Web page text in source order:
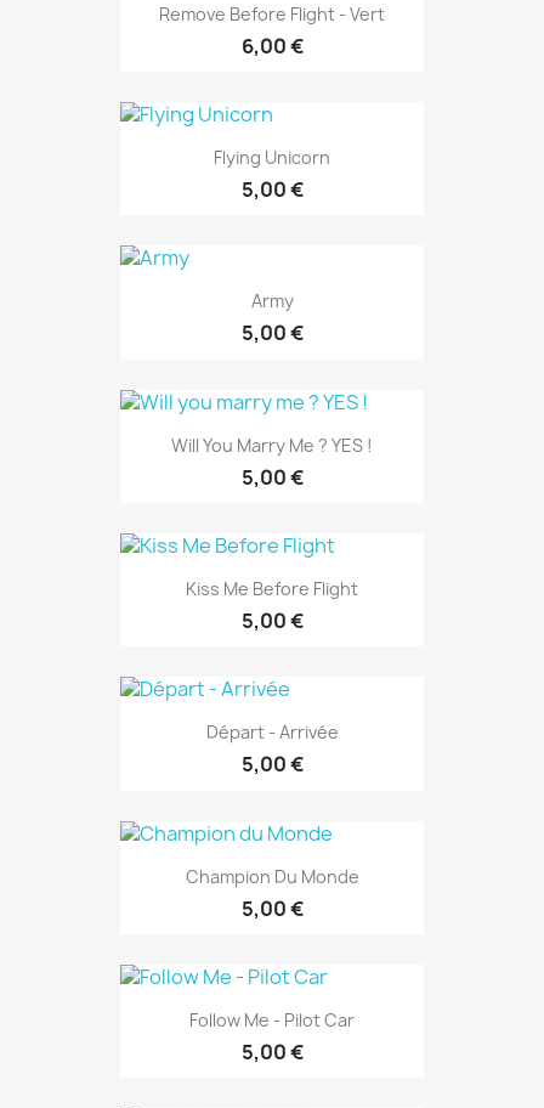
Remove Before Flight - Vert
6,00 €
Flying Unicorn
5,00 €
Army
5,00 €
Will You Marry Me ? YES !
5,00 €
Kiss Me Before Flight
5,00 €
Départ - Arrivée
5,00 €
Champion Du Monde
5,00 €
Follow Me - Pilot Car
5,00 €